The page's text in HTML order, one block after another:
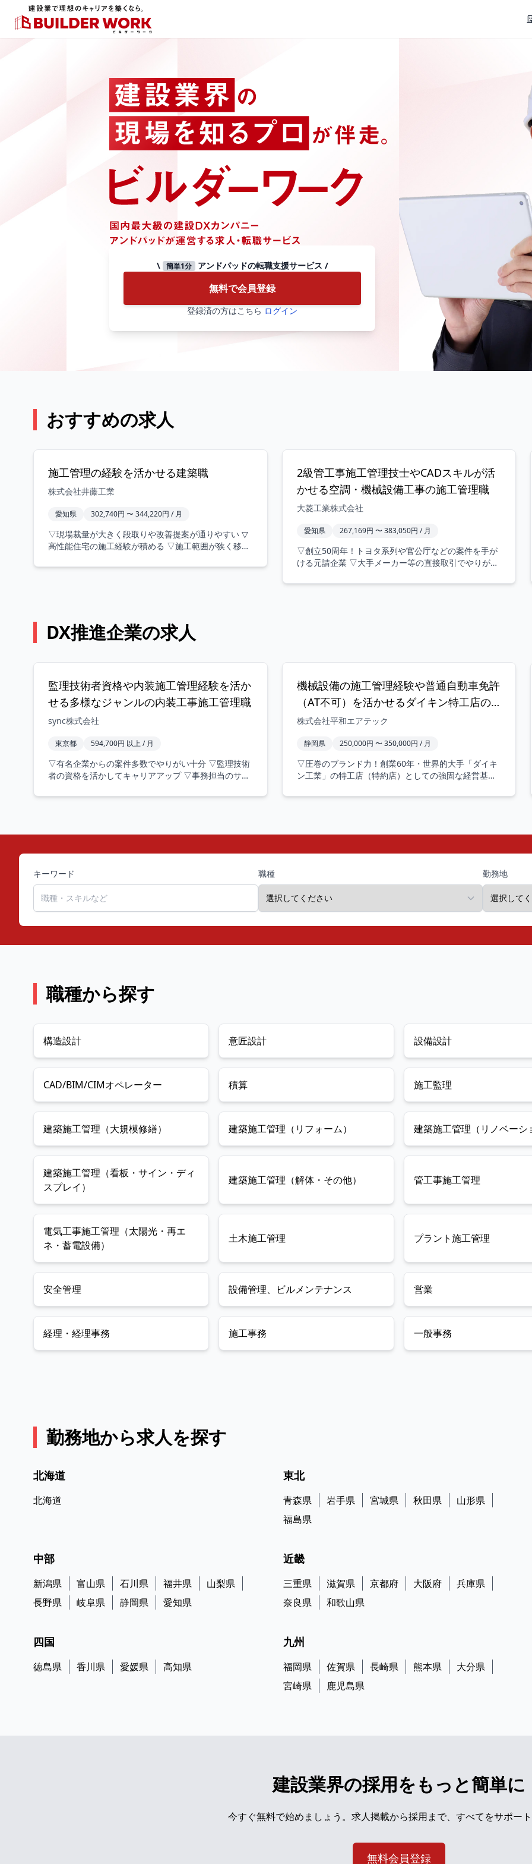
\ 簡単1分 アンドパッドの転職支援サービス /
無料で会員登録
登録済の方はこちら ログイン
おすすめの求人
施工管理の経験を活かせる建築職
株式会社井藤工業
愛知県 302,740円 〜 344,220円 / 月
▽現場裁量が大きく段取りや改善提案が通りやすい ▽
高性能住宅の施工経験が積める ▽施工範囲が狭く移動
由度が高く自分のネットワークを活かせる ▽成長フェ
LINEWORKSを活用し効率的に情報共有できる ▽高気
密高断熱の高性能住宅など最新の技術に触れられる
を行っています。 現場で裁量を持って働ける環境が魅
ンを踏まえた仕様確認・工程管理、品質管理、安全管
理・協力会社との連携、段取り調整・各種ツールを活
用した現場運営・業務フロー改善や現場の仕組みづく
り 【案件特徴】 ・高気密高断熱の高性能住宅・パッシ
導入 【業務の流れ】 ・社長と連携しながら現場を担
当・営業や設計と連携し案件を推進・協力会社と連
携・施工範囲は会社から高速で1時間以内に限定し移動
負担を軽減
2級管工事施工管理技士やCADスキルが活
かせる空調・機械設備工事の施工管理職
大菱工業株式会社
愛知県 267,169円 〜 383,050円 / 月
▽創立50周年！トヨタ系列や官公庁などの案件を手が
ける元請企業 ▽大手メーカー等の直接取引でやりがい
元 ▽年間休日120日＆土日休みの完全週休2日制 ▽最寄
官公庁工事における、大型施設（工場、物流倉庫、病
院、学校、商業施設等）の空調・機械設備施工管理業
務を担当していただきます。 【具体的な業務内容】 ・
新築、改修、保守メンテナンス工事における施工計画
の策定、現場管理・工程管理、安全管理、品質管理、
予算管理全般・CAD（Tfas）を使用した施工図作成や
示・施主様・クライアントとの商談や折衝、営業支
援、積算等 【業務の流れ・案件例】 ・案件例：トヨタ
庁等の設備工事・入社後は数ヶ月間の丁寧な研修期間
してお迎えすることも可能です。 お客様との商談や折
DX推進企業の求人
監理技術者資格や内装施工管理経験を活か
せる多様なジャンルの内装工事施工管理職
sync株式会社
東京都 594,700円 以上 / 月
▽有名企業からの案件多数でやりがい十分 ▽監理技術
者の資格を活かしてキャリアアップ ▽事務担当のサポ
日116日の働きやすい環境 ▽在籍1年半でリモートワー
制度がありシニア層も安心して長期就業可能 ▽転勤な
ズなど物販、飲食、オフィス、クリニック、ビル及び
マンション等の多様なジャンルの監理技術者として、
内装工事の品質、安全、工程管理を担当する重要な役
割をご担当いただきます。 大規模案件の受注増加によ
細】 ・お客様へのヒアリングやデザイン提案・協力会
います ・案件の規模:4～5千万の案件から10億円弱の
大規模案件もあります ・担当現場数:一人5～10案件・
制:1案件あたり1名 ※1案件につき1名事務担当がお
り、予算管理や工程表・契約書作成などの業務はサポ
ート担当に依頼することが可能。 お客様との打ち合わ
せや提案といったコア業務に集中できます。 【魅力】
土日祝休・年休116日で、在籍1年半以上の方について
はリモートワークも可能となります。 直行直帰も可能
で、業務効率化のためDX化も進んでおり、働きやすい
機械設備の施工管理経験や普通自動車免許
（AT不可）を活かせるダイキン特工店の
空調設備施工管理・現場監督職（ベテラン
株式会社平和エアテック
静岡県 250,000円 〜 350,000円 / 月
▽圧巻のブランド力！創業60年・世界的大手「ダイキ
ン工業」の特工店（特約店）としての強固な経営基盤
請けメイン」であり、お客様からのリピート率は90％
業界高水準の休日数！指定有休を含み「年間休日120
め、働いた分だけ100％確実に給与として還元されま
す ▽充実の生活サポート！家賃の半額（最大月2万
円）を補助する「家賃補助」や「引っ越し手当」も完
備 ▽手厚い資格取得支援！合格時には「最大15万円の
最先端の現場DX！ダイキンの最新空調体感設備やショ
気・冷凍冷蔵・給排水衛生設備に関わる設計から施
工、修理・保守メンテナンスまでを一気通貫で手がけ
てきた総合設備企業です。世界的大手メーカー「ダイ
キン工業」の特工店（技術力の高い特約店）として独
自のポジションを築いており、他社が解決できない難
しい課題の相談が当社に寄せられるほど、卓越した高
い技術力が自慢です。今回はさらなる事業拡大と体制
ます！当社の強みは、メーカーを介さず自社のみで準
備から対応まで一括対応できる安定性。売上高も7.6億
円超へと順調に右肩上がりで成長中。確かな技術力に
数活躍する馴染みやすい環境です。直接お客様とお仕
での最適な提案を行うため、技術者として大きなやり
がいを得られます。 【具体的な業務内容、業務の流
場、店舗、公共施設、大型マンション、事務所、金融
事の施工管理・現場監督業務をお任せします（建物の
改変を伴う業務は含みません）。 ●現場調査・打ち合
わせ：お客様の「困りごと」や建物の特性を理解し、
目的や現状に合わせた最適な設備機器・仕様を提案。
●計画書・図面の作成：CAD等のソフトを使用し、メー
カー（ダイキン）のノウハウも交えた施工計画書や各
において、必要な機材・ツールの手配、協力会社（職
キーワード 職種 勤務地
職種から探す
構造設計 意匠設計 設備設計
CAD/BIM/CIMオペレーター 積算 施工監理
建築施工管理（大規模修繕） 建築施工管理（リフォーム） 建築施工管理（リノベーシ
建築施工管理（看板・サイン・ディ
スプレイ）
建築施工管理（解体・その他） 管工事施工管理
電気工事施工管理（太陽光・再エ
ネ・蓄電設備）
土木施工管理 プラント施工管理
安全管理 設備管理、ビルメンテナンス 営業
経理・経理事務 施工事務 一般事務
勤務地から求人を探す
北海道
北海道
東北
青森県 岩手県 宮城県 秋田県
山形県
福島県
中部
新潟県 富山県 石川県 福井県
山梨県
長野県
岐阜県 静岡県 愛知県
近畿
三重県 滋賀県 京都府 大阪府
兵庫県
奈良県
和歌山県
四国
徳島県 香川県 愛媛県 高知県
九州
福岡県 佐賀県 長崎県 熊本県
大分県
宮崎県
鹿児島県
建設業界の採用をもっと簡単に
今すぐ無料で始めましょう。求人掲載から採用まで、すべてをサポート
無料会員登録